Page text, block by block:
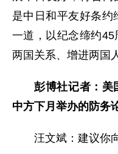
是中日和平友好条约
一道，以纪念缔约
两国关系、增进两国
彭博社记者：美
中方下月举办的防务
汪文斌：建议你